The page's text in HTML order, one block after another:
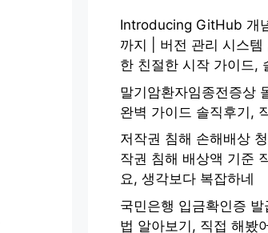
Introducing GitHub 개
까지 | 버전 관리 시스템
한 친절한 시작 가이드,
말기암환자임종전증상
완벽 가이드 솔직후기,
저작권 침해 손해배상
작권 침해 배상액 기준
요, 생각보다 복잡하네
국민은행 입금확인증
법 알아보기, 직접 해봤